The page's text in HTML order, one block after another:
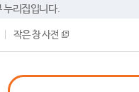
누리집입니다.
작은 창 사전